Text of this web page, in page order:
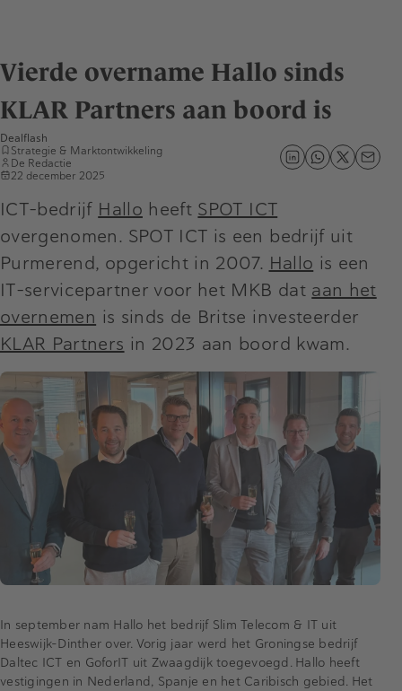
Vierde overname Hallo sinds
KLAR Partners aan boord is
Dealflash
Strategie & Marktontwikkeling
De Redactie
22 december 2025
ICT-bedrijf Hallo heeft SPOT ICT
overgenomen. SPOT ICT is een bedrijf uit
Purmerend, opgericht in 2007. Hallo is een
IT-servicepartner voor het MKB dat aan het
overnemen is sinds de Britse investeerder
KLAR Partners in 2023 aan boord kwam.
In september nam Hallo het bedrijf Slim Telecom & IT uit
Heeswijk-Dinther over. Vorig jaar werd het Groningse bedrijf
Daltec ICT en GoforIT uit Zwaagdijk toegevoegd. Hallo heeft
vestigingen in Nederland, Spanje en het Caribisch gebied. Het